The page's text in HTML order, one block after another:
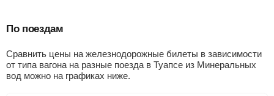
По поездам
Сравнить цены на железнодорожные билеты в зависимости
от типа вагона на разные поезда в Туапсе из Минеральных
вод можно на графиках ниже.